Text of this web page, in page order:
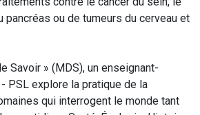
pancréas ou de tumeurs du cerveau et
Savoir » (MDS), un enseignant-
- PSL explore la pratique de la
qui interrogent le monde tant